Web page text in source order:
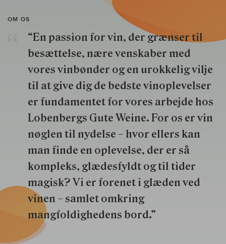
OM OS
“En passion for vin, der grænser til
besættelse, nære venskaber med
vores vinbønder og en urokkelig vilje
til at give dig de bedste vinoplevelser
er fundamentet for vores arbejde hos
Lobenbergs Gute Weine. For os er vin
nøglen til nydelse – hvor ellers kan
man finde en oplevelse, der er så
kompleks, glædesfyldt og til tider
magisk? Vi er forenet i glæden ved
vinen – samlet omkring
mangfoldighedens bord.”